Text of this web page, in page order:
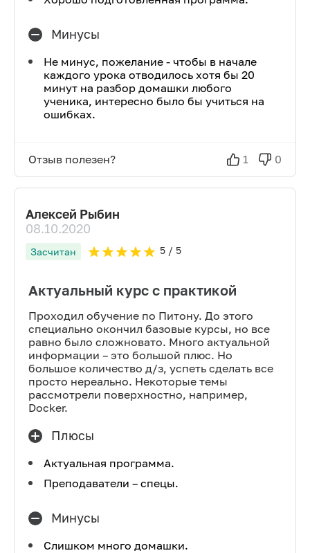
Минусы
Не минус, пожелание - чтобы в начале
каждого урока отводилось хотя бы 20
минут на разбор домашки любого
ученика, интересно было бы учиться на
ошибках.
Отзыв полезен? 1 0
Алексей Рыбин
08.10.2020
Засчитан 5/ 5
Актуальный курс с практикой
Проходил обучение по Питону. До этого
специально окончил базовые курсы, но все
равно было сложновато. Много актуальной
информации – это большой плюс. Но
большое количество д/з, успеть сделать все
просто нереально. Некоторые темы
рассмотрели поверхностно, например,
Docker.
Плюсы
Актуальная программа.
Преподаватели – спецы.
Минусы
Слишком много домашки.